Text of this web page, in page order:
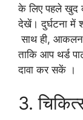
के लिए पहले खुद
देखें। दुर्घटना में
साथ ही, आकलन
ताकि आप थर्ड
दावा कर सकें ।
3.